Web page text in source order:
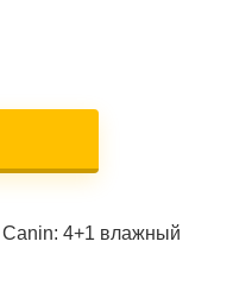
4+1 влажный